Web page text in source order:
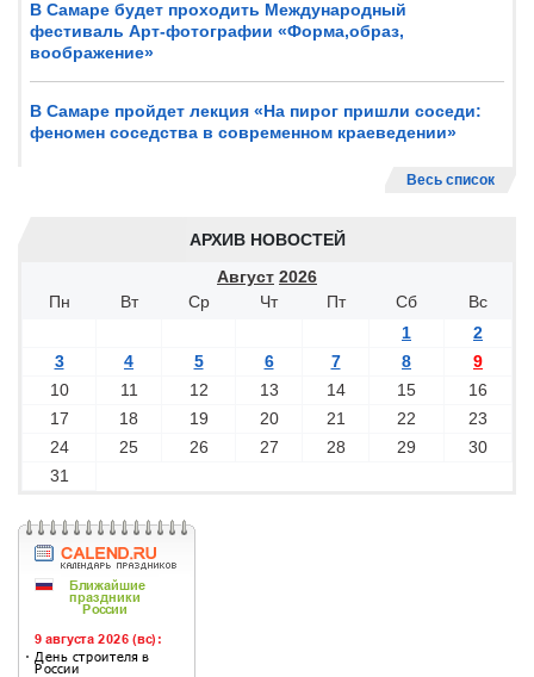
В Самаре будет проходить Международный
фестиваль Арт-фотографии «Форма,образ,
воображение»
В Самаре пройдет лекция «На пирог пришли соседи:
феномен соседства в современном краеведении»
Весь список
АРХИВ НОВОСТЕЙ
Август 2026
Пн
Вт Ср Чт Пт Сб
Вс
1
2
3
4 5 6 7 8
9
10
11 12 13 14 15
16
17
18 19 20 21 22
23
24
25 26 27 28 29
30
31